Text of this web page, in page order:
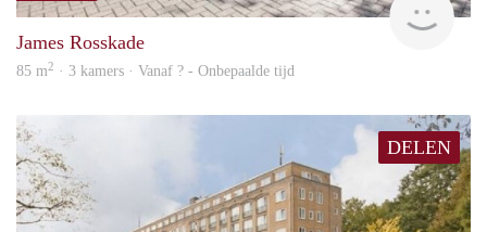
James Rosskade
85 m2 · 3 kamers · Vanaf ? - Onbepaalde tijd
DELEN